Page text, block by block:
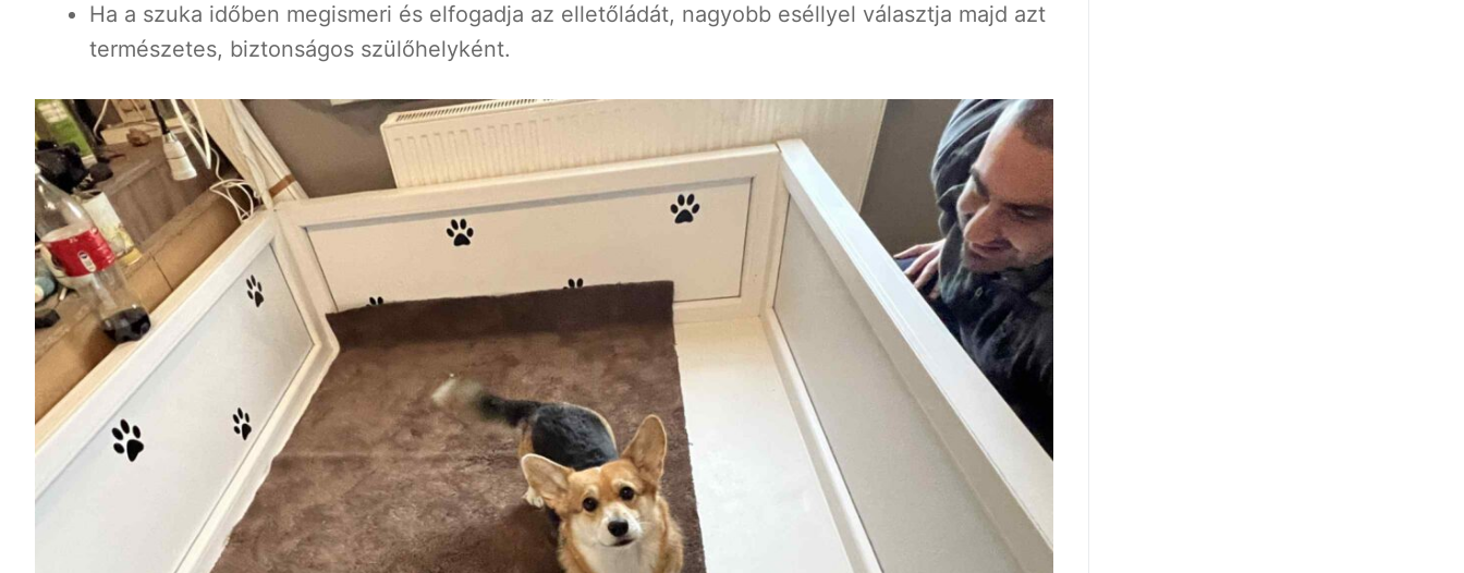
Ha a szuka időben megismeri és elfogadja az elletőládát, nagyobb eséllyel választja majd azt
természetes, biztonságos szülőhelyként.